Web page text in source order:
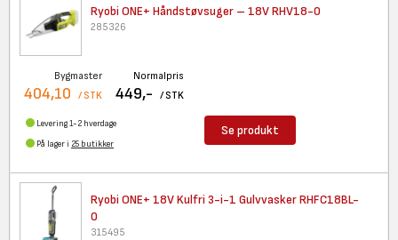
Ryobi ONE+ Håndstøvsuger – 18VRHV18-0
285326
Bygmaster
404,10 / STK
Normalpris
449,- / STK
Levering 1-2 hverdage
På lager i 25 butikker
Se produkt
Ryobi ONE+ 18V Kulfri 3-i-1 Gulvvasker RHFC18BL-
0
315495